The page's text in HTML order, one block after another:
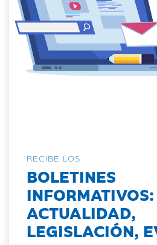
RECIBE LOS
BOLETINES
INFORMATIVOS:
ACTUALIDAD,
LEGISLACIÓN,